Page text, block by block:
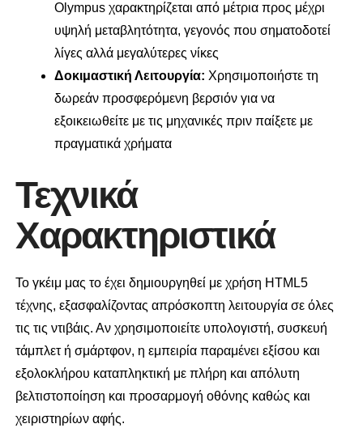
Olympus χαρακτηρίζεται από μέτρια προς μέχρι
υψηλή μεταβλητότητα, γεγονός που σηματοδοτεί
λίγες αλλά μεγαλύτερες νίκες
Δοκιμαστική Λειτουργία: Χρησιμοποιήστε τη
δωρεάν προσφερόμενη βερσιόν για να
εξοικειωθείτε με τις μηχανικές πριν παίξετε με
πραγματικά χρήματα
Τεχνικά
Χαρακτηριστικά
Το γκέιμ μας το έχει δημιουργηθεί με χρήση HTML5
τέχνης, εξασφαλίζοντας απρόσκοπτη λειτουργία σε όλες
τις τις ντιβάις. Αν χρησιμοποιείτε υπολογιστή, συσκευή
τάμπλετ ή σμάρτφον, η εμπειρία παραμένει εξίσου και
εξολοκλήρου καταπληκτική με πλήρη και απόλυτη
βελτιστοποίηση και προσαρμογή οθόνης καθώς και
χειριστηρίων αφής.